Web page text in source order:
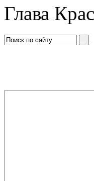
Глава